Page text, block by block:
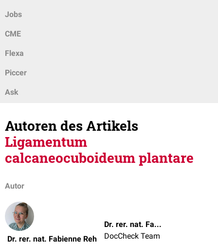
Jobs
CME
Flexa
Piccer
Ask
Autoren des Artikels
Ligamentum
calcaneocuboideum plantare
Autor
Dr. rer. nat. Fabienne Reh
Dr. rer. nat. Fabienne Reh
DocCheck Team